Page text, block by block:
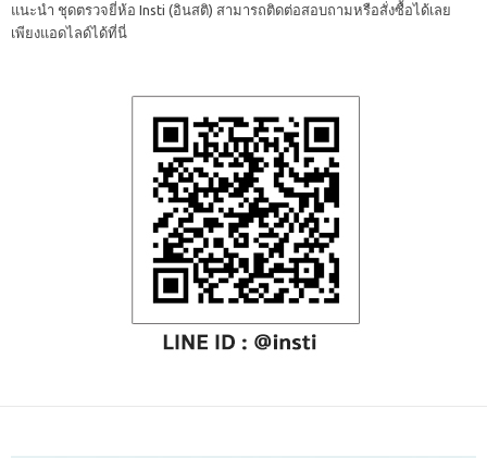
แนะนำ ชุดตรวจยี่ห้อ Insti (อินสติ) สามารถติดต่อสอบถามหรือสั่งซื้อได้เลย
เพียงแอดไลด์ได้ที่นี่